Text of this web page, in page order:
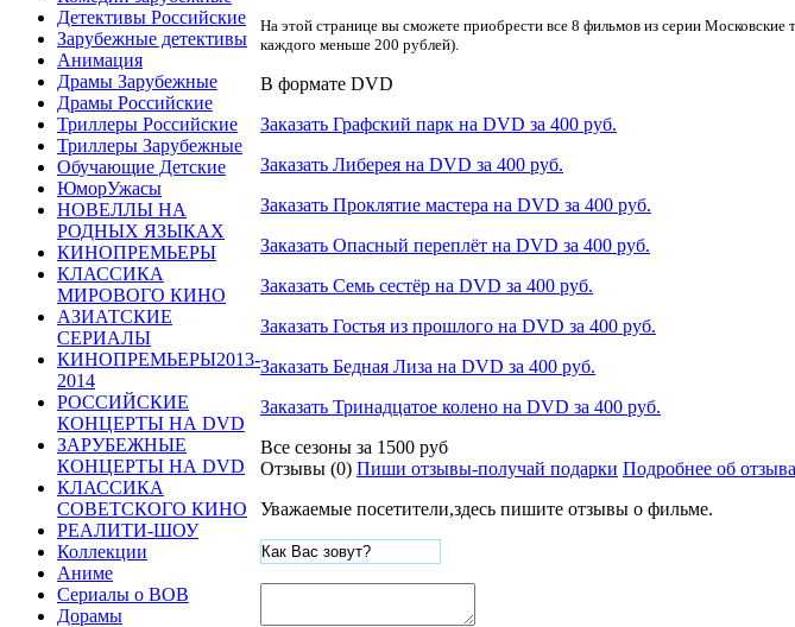
Детективы Российские
Зарубежные детективы
Анимация
Драмы Зарубежные
Драмы Российские
Триллеры Российские
Триллеры Зарубежные
Обучающие Детские
ЮморУжасы
НОВЕЛЛЫ НА
РОДНЫХ ЯЗЫКАХ
КИНОПРЕМЬЕРЫ
КЛАССИКА
МИРОВОГО КИНО
АЗИАТСКИЕ
СЕРИАЛЫ
КИНОПРЕМЬЕРЫ2013-
2014
РОССИЙСКИЕ
КОНЦЕРТЫ НА DVD
ЗАРУБЕЖНЫЕ
КОНЦЕРТЫ НА DVD
КЛАССИКА
СОВЕТСКОГО КИНО
РЕАЛИТИ-ШОУ
Коллекции
Аниме
Сериалы о ВОВ
Дорамы
На этой странице вы сможете приобрести все 8 фильмов из серии
каждого меньше 200 рублей).
В формате DVD
Заказать Графский парк на DVD за 400 руб.
Заказать Либерея на DVD за 400 руб.
Заказать Проклятие мастера на DVD за 400 руб.
Заказать Опасный переплёт на DVD за 400 руб.
Заказать Семь сестёр на DVD за 400 руб.
Заказать Гостья из прошлого на DVD за 400 руб.
Заказать Бедная Лиза на DVD за 400 руб.
Заказать Тринадцатое колено на DVD за 400 руб.
Все сезоны за 1500 руб
Отзывы (0) Пиши отзывы-получай подарки Подробнее об
Уважаемые посетители,здесь пишите отзывы о фильме.